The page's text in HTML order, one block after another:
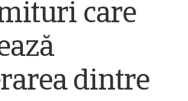
care
dintre